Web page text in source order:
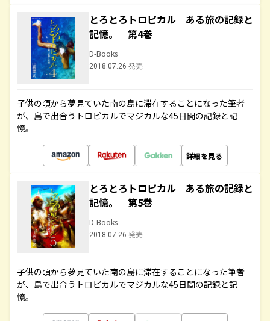
とろとろトロピカル ある旅の記録と
記憶。 第4巻
D-Books
2018.07.26 発売
子供の頃から夢見ていた南の島に滞在することになった筆者
が、島で出合うトロピカルでマジカルな45日間の記録と記
憶。
詳細を見る
とろとろトロピカル ある旅の記録と
記憶。 第5巻
D-Books
2018.07.26 発売
子供の頃から夢見ていた南の島に滞在することになった筆者
が、島で出合うトロピカルでマジカルな45日間の記録と記
憶。